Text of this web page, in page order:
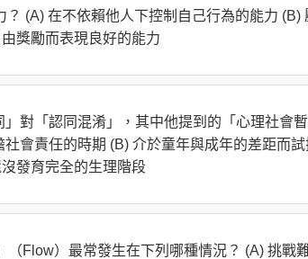
(A) 在不依賴他人下控制自己行為的能力 (B)
獎勵而表現良好的能力
對「認同混淆」，其中他提到的「心理社會
會責任的時期 (B) 介於童年與成年的差距而試
發育完全的生理階段
Flow）最常發生在下列哪種情況？ (A) 挑戰